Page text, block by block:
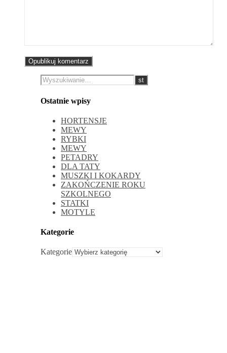
Ostatnie wpisy
HORTENSJE
MEWY
RYBKI
MEWY
PETADRY
DLA TATY
MUSZKI I KOKARDY
ZAKOŃCZENIE ROKU
SZKOLNEGO
STATKI
MOTYLE
Kategorie
Kategorie